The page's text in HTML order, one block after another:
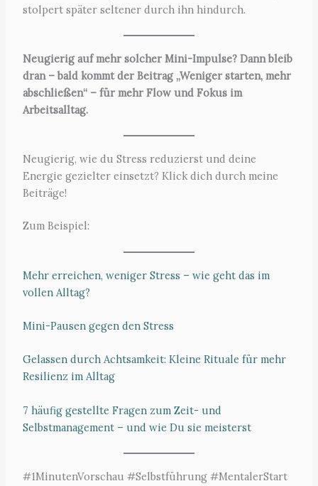
stolpert später seltener durch ihn hindurch.
Neugierig auf mehr solcher Mini-Impulse? Dann bleib
dran – bald kommt der Beitrag „Weniger starten, mehr
abschließen“ – für mehr Flow und Fokus im
Arbeitsalltag.
Neugierig, wie du Stress reduzierst und deine
Energie gezielter einsetzt? Klick dich durch meine
Beiträge!
Zum Beispiel:
Mehr erreichen, weniger Stress – wie geht das im
vollen Alltag?
Mini-Pausen gegen den Stress
Gelassen durch Achtsamkeit: Kleine Rituale für mehr
Resilienz im Alltag
7 häufig gestellte Fragen zum Zeit- und
Selbstmanagement – und wie Du sie meisterst
#1MinutenVorschau #Selbstführung #MentalerStart